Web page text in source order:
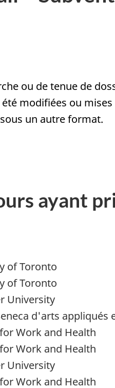
ou de tenue de
modifiées ou
un autre format.
ayant
of Toronto
of Toronto
University
d'arts appliqués
Work and Health
Work and Health
University
Work and Health